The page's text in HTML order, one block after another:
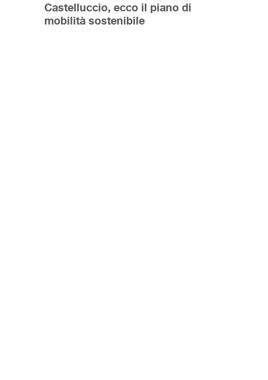
Castelluccio, ecco il piano di
mobilità sostenibile